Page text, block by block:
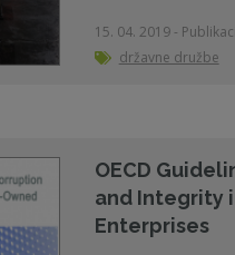
15. 04. 2019 -
državne družbe
OECD
and Integrity
Enterprises